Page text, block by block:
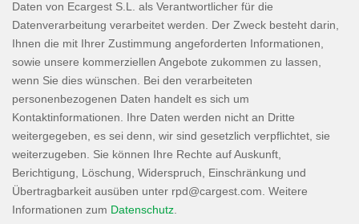
Daten von Ecargest S.L. als Verantwortlicher für die
Datenverarbeitung verarbeitet werden. Der Zweck besteht darin,
Ihnen die mit Ihrer Zustimmung angeforderten Informationen,
sowie unsere kommerziellen Angebote zukommen zu lassen,
wenn Sie dies wünschen. Bei den verarbeiteten
personenbezogenen Daten handelt es sich um
Kontaktinformationen. Ihre Daten werden nicht an Dritte
weitergegeben, es sei denn, wir sind gesetzlich verpflichtet, sie
weiterzugeben. Sie können Ihre Rechte auf Auskunft,
Berichtigung, Löschung, Widerspruch, Einschränkung und
Übertragbarkeit ausüben unter
. Weitere
Informationen zum Datenschutz